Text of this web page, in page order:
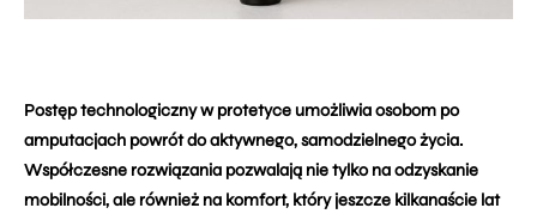
Postęp technologiczny w protetyce umożliwia osobom po
amputacjach powrót do aktywnego, samodzielnego życia.
Współczesne rozwiązania pozwalają nie tylko na odzyskanie
mobilności, ale również na komfort, który jeszcze kilkanaście lat